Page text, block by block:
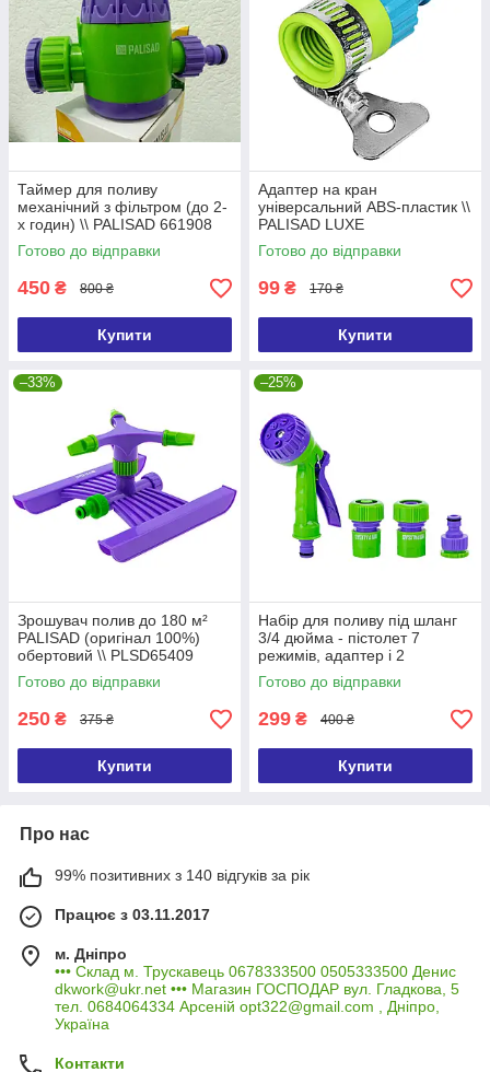
Таймер для поливу
механічний з фільтром (до 2-
х годин) \\ PALISAD 661908
Готово до відправки
450 ₴ 800 ₴
Купити
Адаптер на кран
універсальний ABS-пластик \\
PALISAD LUXE
Готово до відправки
99 ₴ 170 ₴
Купити
–33%
Зрошувач полив до 180 м²
PALISAD (оригінал 100%)
обертовий \\ PLSD65409
Готово до відправки
250 ₴ 375 ₴
Купити
–25%
Набір для поливу під шланг
3/4 дюйма - пістолет 7
режимів, адаптер і 2
конектори з'єднувача \\
PALISAD
Готово до відправки
299 ₴ 400 ₴
Купити
Про нас
99% позитивних з 140 відгуків за рік
Працює з 03.11.2017
м. Дніпро
••• Склад м. Трускавець 0678333500 0505333500 Денис
dkwork@ukr.net ••• Магазин ГОСПОДАР вул. Гладкова, 5
тел. 0684064334 Арсеній opt322@gmail.com , Дніпро,
Україна
Контакти